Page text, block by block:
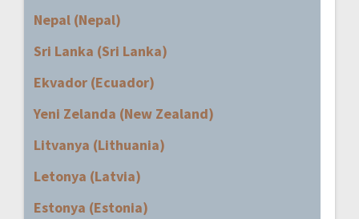
Nepal (Nepal)
Sri Lanka (Sri Lanka)
Ekvador (Ecuador)
Yeni Zelanda (New Zealand)
Litvanya (Lithuania)
Letonya (Latvia)
Estonya (Estonia)